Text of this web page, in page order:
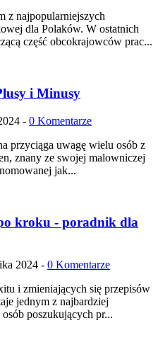
z najpopularniejszych
dla Polaków. W ostatnich
część obcokrajowców prac...
i Minusy
- 0 Komentarze
przyciąga uwagę wielu osób z
znany ze swojej malowniczej
jak...
kroku - poradnik dla
2024 - 0 Komentarze
i zmieniających się przepisów
jednym z najbardziej
poszukujących pr...